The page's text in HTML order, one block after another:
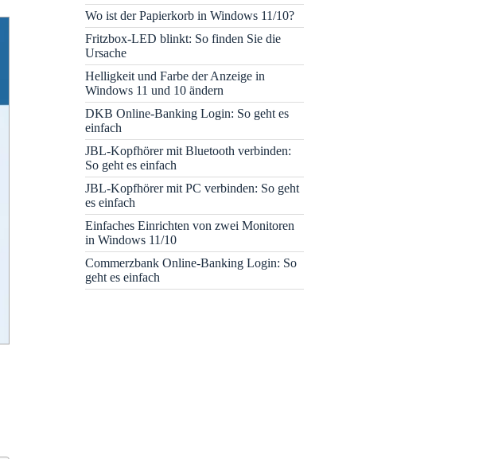
Wo ist der Papierkorb in Windows 11/10?
Fritzbox-LED blinkt: So finden Sie die
Ursache
Helligkeit und Farbe der Anzeige in
Windows 11 und 10 ändern
DKB Online-Banking Login: So geht es
einfach
JBL-Kopfhörer mit Bluetooth verbinden:
So geht es einfach
JBL-Kopfhörer mit PC verbinden: So geht
es einfach
Einfaches Einrichten von zwei Monitoren
in Windows 11/10
Commerzbank Online-Banking Login: So
geht es einfach